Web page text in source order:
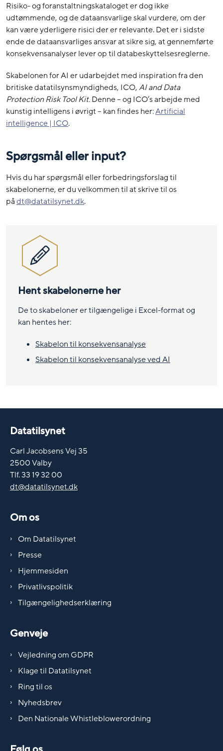
Risiko- og foranstaltningskataloget er dog ikke
udtømmende, og de dataansvarlige skal vurdere, om der
kan være yderligere risici der er relevante. Det er i sidste
ende de dataansvarliges ansvar at sikre sig, at gennemførte
konsekvensanalyser lever op til databeskyttelsesreglerne.
Skabelonen for AI er udarbejdet med inspiration fra den
britiske datatilsynsmyndigheds, ICO,AI and Data
Protection Risk Tool Kit.Denne – og ICO’s arbejde med
kunstig intelligens i øvrigt – kan findes her:Artificial
intelligence | ICO.
Spørgsmål eller input?
Hvis du har spørgsmål eller forbedringsforslag til
skabelonerne, er du velkommen til at skrive til os
pådt@datatilsynet.dk.
Hent skabelonerne her
De to skabeloner er tilgængelige i Excel-format og
kan hentes her:
Skabelon til konsekvensanalyse
Skabelon til konsekvensanalyse ved AI
Datatilsynet
Carl Jacobsens Vej 35
2500 Valby
Tlf. 33 19 32 00
dt@datatilsynet.dk
Om os
Om Datatilsynet
Presse
Hjemmesiden
Privatlivspolitik
Tilgængelighedserklæring
Genveje
Vejledning om GDPR
Klage til Datatilsynet
Ring til os
Nyhedsbrev
Den Nationale Whistleblowerordning